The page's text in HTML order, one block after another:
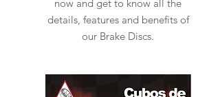
now and get to know all the
details, features and benefits of
our Brake Discs.